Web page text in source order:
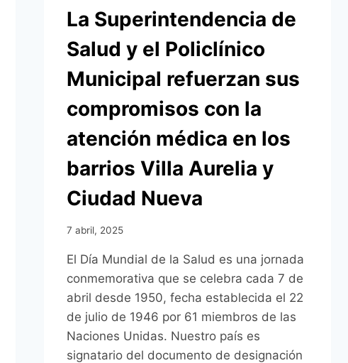
La Superintendencia de
Salud y el Policlínico
Municipal refuerzan sus
compromisos con la
atención médica en los
barrios Villa Aurelia y
Ciudad Nueva
7 abril, 2025
El Día Mundial de la Salud es una jornada
conmemorativa que se celebra cada 7 de
abril desde 1950, fecha establecida el 22
de julio de 1946 por 61 miembros de las
Naciones Unidas. Nuestro país es
signatario del documento de designación